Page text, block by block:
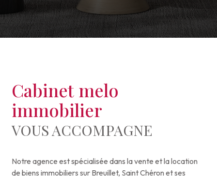
Cabinet melo
immobilier
VOUS ACCOMPAGNE
Notre agence est spécialisée dans la vente et la location
de biens immobiliers sur Breuillet, Saint Chéron et ses